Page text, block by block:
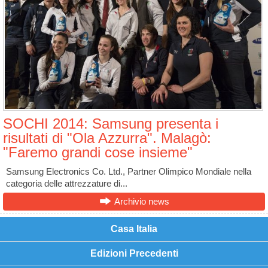
SOCHI 2014: Samsung presenta i
risultati di "Ola Azzurra". Malagò:
"Faremo grandi cose insieme"
Samsung Electronics Co. Ltd., Partner Olimpico Mondiale nella
categoria delle attrezzature di...
Archivio news
Casa Italia
Edizioni Precedenti